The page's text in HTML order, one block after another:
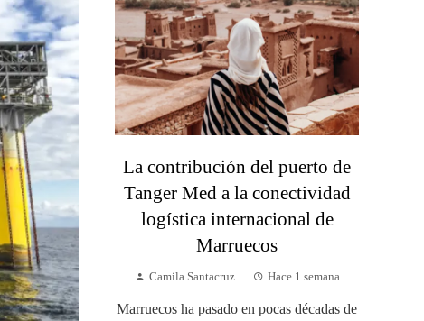
La contribución del puerto de
Tanger Med a la conectividad
logística internacional de
Marruecos
Camila Santacruz Hace 1 semana
Marruecos ha pasado en pocas décadas de